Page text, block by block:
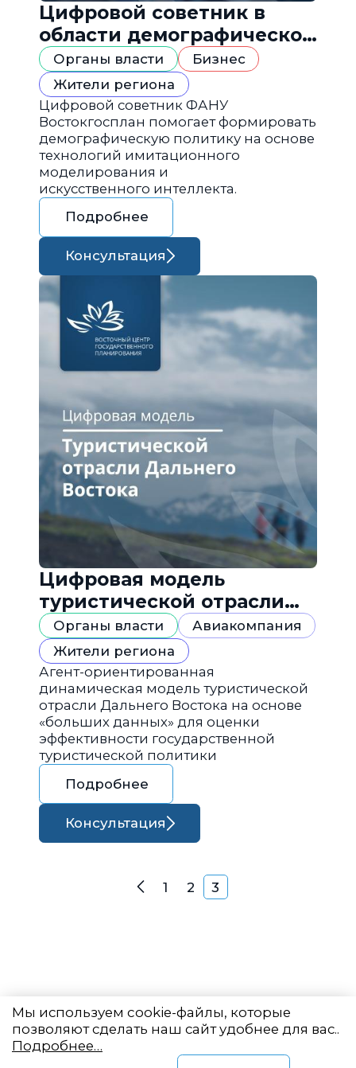
Цифровой советник в
области демографической
политики
Органы власти
Бизнес
Жители региона
Цифровой советник ФАНУ
Востокгосплан помогает формировать
демографическую политику на основе
технологий имитационного
моделирования и
искусственного интеллекта.
Подробнее
Консультация
Цифровая модель
туристической отрасли
Дальнего Востока
Органы власти
Авиакомпания
Жители региона
Агент-ориентированная
динамическая модель туристической
отрасли Дальнего Востока на основе
«больших данных» для оценки
эффективности государственной
туристической политики
Подробнее
Консультация
Навигация по
Назад
1 2 3
Мы используем cookie-файлы, которые
позволяют сделать наш сайт удобнее для вас..
Подробнее…